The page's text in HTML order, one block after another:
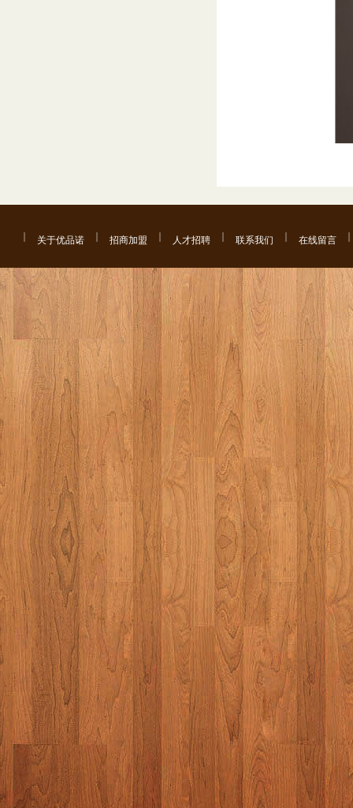
关于优品诺 招商加盟 人才招聘 联系我们 在线留言